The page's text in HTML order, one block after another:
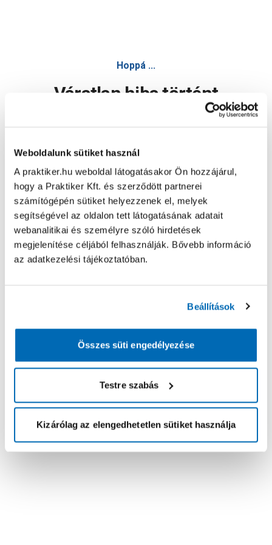
Weboldalunk sütiket használ
A praktiker.hu weboldal látogatásakor Ön hozzájárul,
hogy a Praktiker Kft. és szerződött partnerei
számítógépén sütiket helyezzenek el, melyek
segítségével az oldalon tett látogatásának adatait
webanalitikai és személyre szóló hirdetések
megjelenítése céljából felhasználják. Bővebb információ
az adatkezelési tájékoztatóban.
Beállítások
Összes süti engedélyezése
Testre szabás
Kizárólag az elengedhetetlen sütiket használja
Hoppá ...
Váratlan hiba történt
Oldal újratöltése